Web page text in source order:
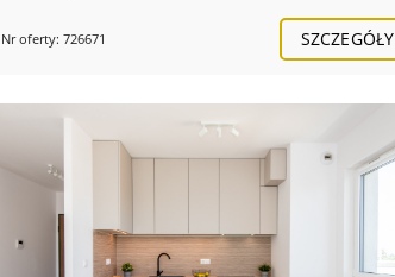
Nr oferty: 726671 SZCZEGÓŁY